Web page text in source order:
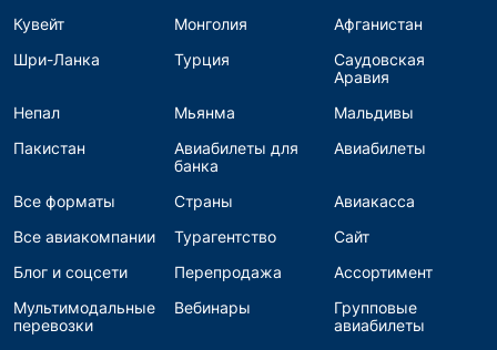
Кувейт
Монголия
Афганистан
Шри-Ланка
Турция
Саудовская
Аравия
Непал
Мьянма
Мальдивы
Пакистан
Авиабилеты для
банка
Авиабилеты
Все форматы Страны
Авиакасса
Все авиакомпании
Турагентство
Сайт
Блог и соцсети
Перепродажа
Ассортимент
Мультимодальные
перевозки
Вебинары
Групповые
авиабилеты